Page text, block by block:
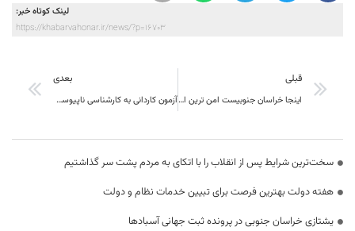
لینک کوتاه خبر:
https://khabarvahonar.ir/news/?p=16703
قبلی
اینجا خراسان جنوبیست امن ترین استان ایران و نیازمند توجه ویژه
بعدی
آزمون کاردانی به کارشناسی ناپیوسته سال ۹۷ در دانشگاه بیرجند برگزار شد
سخت‌ترین شرایط پس از انقلاب را با اتکای به مردم پشت سر گذاشتیم
هفته دولت بهترین فرصت برای تبیین خدمات نظام و دولت
یشتازی خراسان جنوبی در پرونده ثبت جهانی آسبادها